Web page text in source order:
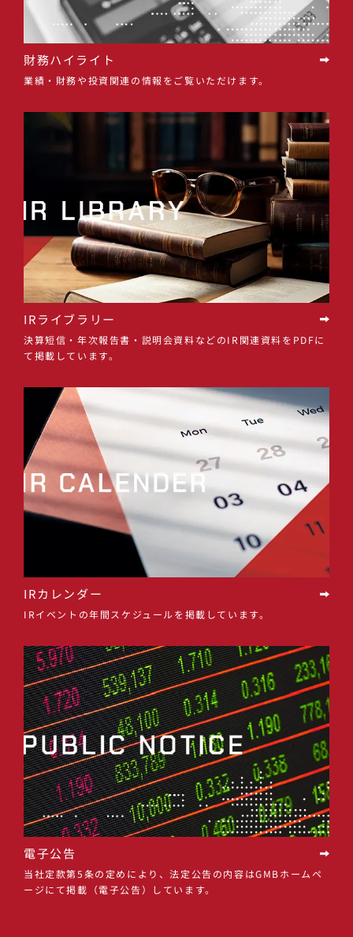
財務ハイライト
業績・財務や投資関連の情報をご覧いただけます。
IRライブラリー
決算短信・年次報告書・説明会資料などのIR関連資料をPDFに
て掲載しています。
IRカレンダー
IRイベントの年間スケジュールを掲載しています。
電子公告
当社定款第5条の定めにより、法定公告の内容はGMBホームペ
ージにて掲載（電子公告）しています。